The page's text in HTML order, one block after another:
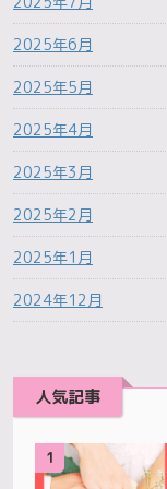
2025年6月
2025年5月
2025年4月
2025年3月
2025年2月
2025年1月
2024年12月
人気記事
1